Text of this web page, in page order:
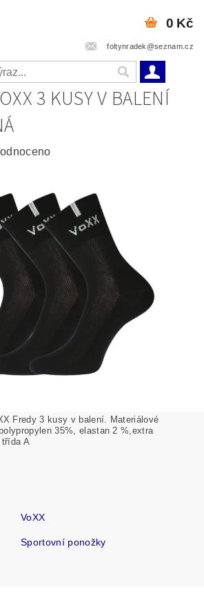
foltynradek@seznam.cz
0 Kč
3 KUSY V BALENÍ
Fredy 3 kusy v balení. Materiálové
35%, elastan 2 %,extra
A
VoXX
Sportovní ponožky